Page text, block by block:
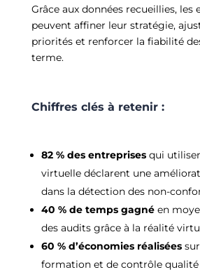
Grâce aux données recueillies, les
peuvent affiner leur stratégie,
priorités et renforcer la fiabilité
terme.
Chiffres clés à retenir :
82 %des entreprisesqui
virtuelle déclarent une
dans la détection des non-
40 %de temps gagnéen
des audits grâce à la réalité
60 %d’économies réaliséessur
formation et de contrôle qualité